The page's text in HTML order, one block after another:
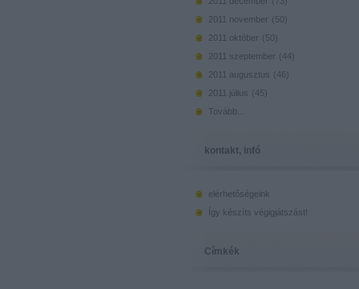
2011 november ( 50)
2011 október ( 50)
2011 szeptember ( 44)
2011 augusztus ( 46 )
2011 július ( 45)
Tovább
kontakt, infó
elérhetőségeink
Így készíts végigjátszást!
Címkék